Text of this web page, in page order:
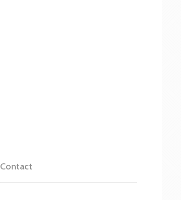
Contact